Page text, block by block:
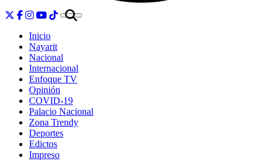
Inicio
Nayarit
Nacional
Internacional
Enfoque TV
Opinión
COVID-19
Palacio Nacional
Zona Trendy
Deportes
Edictos
Impreso